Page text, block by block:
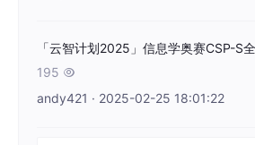
195 
andy421 · 2025-02-25 18:01:22